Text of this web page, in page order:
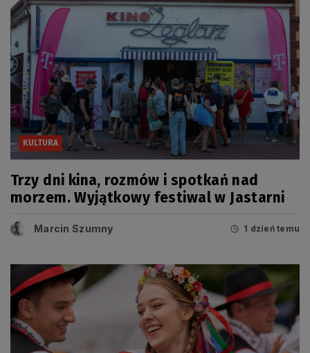
KULTURA
Trzy dni kina, rozmów i spotkań nad
morzem. Wyjątkowy festiwal w Jastarni
Marcin Szumny 1 dzień temu